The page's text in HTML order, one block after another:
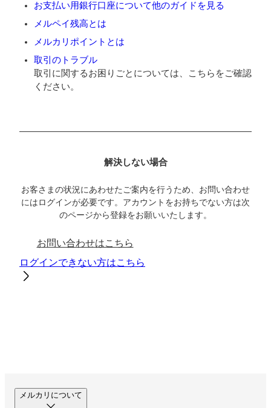
お支払い用銀行口座について他のガイドを見る
メルペイ残高とは
メルカリポイントとは
取引のトラブル
取引に関するお困りごとについては、こちらをご確認
ください。
解決しない場合
お客さまの状況にあわせたご案内を行うため、お問い合わせ
にはログインが必要です。アカウントをお持ちでない方は次
のページから登録をお願いいたします。
お問い合わせはこちら
ログインできない方はこちら
メルカリについて